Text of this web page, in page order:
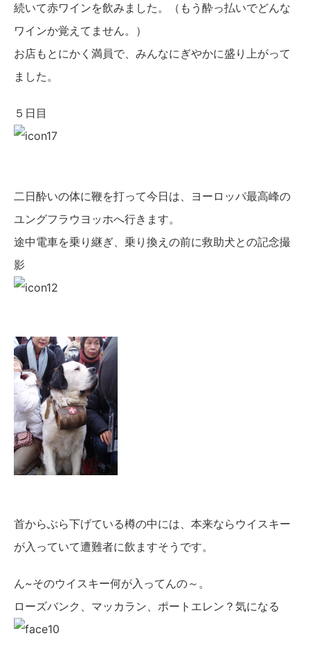
続いて赤ワインを飲みました。（もう酔っ払いでどんな
ワインか覚えてません。）
お店もとにかく満員で、みんなにぎやかに盛り上がって
ました。
５日目
二日酔いの体に鞭を打って今日は、ヨーロッパ最高峰の
ユングフラウヨッホへ行きます。
途中電車を乗り継ぎ、乗り換えの前に救助犬との記念撮
影
首からぶら下げている樽の中には、本来ならウイスキー
が入っていて遭難者に飲ますそうです。
ん~そのウイスキー何が入ってんの～。
ローズバンク、マッカラン、ポートエレン？気になる